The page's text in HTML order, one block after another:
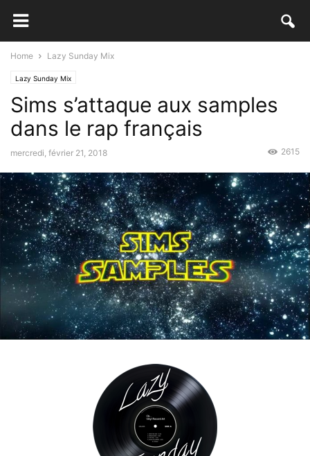
Home Lazy Sunday Mix
Lazy Sunday Mix
Sims s’attaque aux samples
dans le rap français
mercredi, février 21, 2018 2615